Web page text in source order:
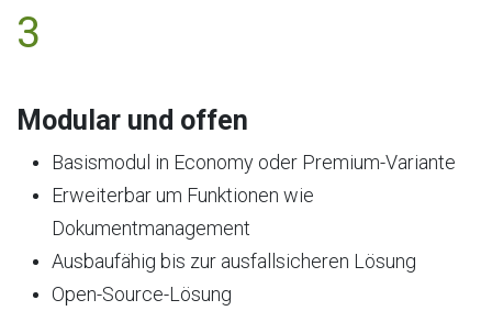
3
Modular und offen
Basismodul in Economy oder Premium-Variante
Erweiterbar um Funktionen wie
Dokumentmanagement
Ausbaufähig bis zur ausfallsicheren Lösung
Open-Source-Lösung